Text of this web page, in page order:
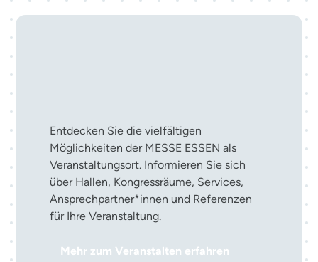
Entdecken Sie die vielfältigen
Möglichkeiten der MESSE ESSEN als
Veranstaltungsort. Informieren Sie sich
über Hallen, Kongressräume, Services,
Ansprechpartner*innen und Referenzen
für Ihre Veranstaltung.
Mehr zum Veranstalten erfahren